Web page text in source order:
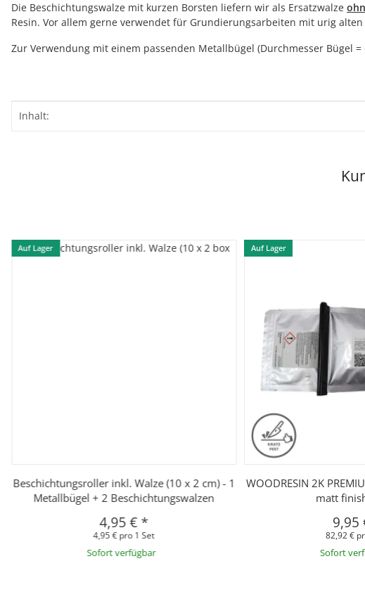
Die Beschichtungswalze mit kurzen Borsten liefern wir als Ersatzwalze
Resin. Vor allem gerne verwendet für Grundierungsarbeiten mit urig
Zur Verwendung mit einem passenden Metallbügel (Durchmesser Bügel =
Produkteigenschaft
Wert
Inhalt:
Auf Lager
Beschichtungsroller inkl. Walze (10 x 2 cm) - 1
Metallbügel + 2 Beschichtungswalzen
4,95 €*
4,95 € pro 1 Set
Sofort verfügbar
Auf Lager
WOODRESIN 2K
matt
9,95
82,92 €
Sofort